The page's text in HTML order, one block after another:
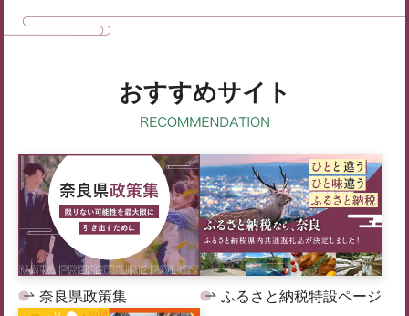
おすすめサイト
奈良県政策集 ふるさと納税特設ページ